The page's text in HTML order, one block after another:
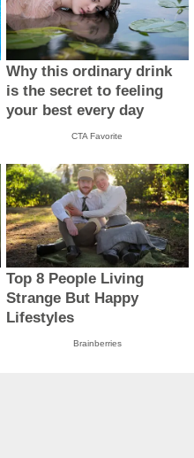
Why this ordinary drink
is the secret to feeling
your best every day
CTA Favorite
Top 8 People Living
Strange But Happy
Lifestyles
Brainberries